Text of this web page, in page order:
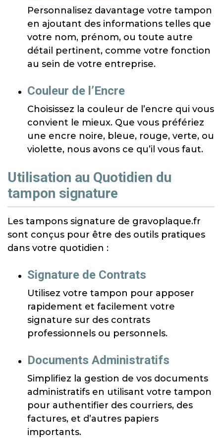
Personnalisez davantage votre tampon
en ajoutant des informations telles que
votre nom, prénom, ou toute autre
détail pertinent, comme votre fonction
au sein de votre entreprise.
Couleur de l’Encre
Choisissez la couleur de l’encre qui vous
convient le mieux. Que vous préfériez
une encre noire, bleue, rouge, verte, ou
violette, nous avons ce qu’il vous faut.
Utilisation au Quotidien du
tampon signature
Les tampons signature de gravoplaque.fr
sont conçus pour être des outils pratiques
dans votre quotidien :
Signature de Contrats
Utilisez votre tampon pour apposer
rapidement et facilement votre
signature sur des contrats
professionnels ou personnels.
Documents Administratifs
Simplifiez la gestion de vos documents
administratifs en utilisant votre tampon
pour authentifier des courriers, des
factures, et d’autres papiers
importants.